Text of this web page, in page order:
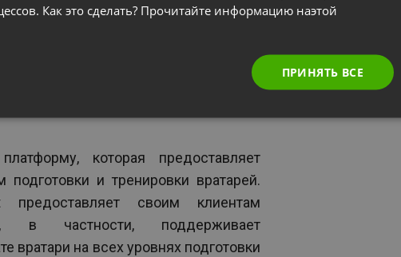
которая предоставляет
и тренировки вратарей.
предоставляет своим клиентам
в частности, поддерживает
вратари на всех уровнях подготовки
PORTUGUESE
Как это сделать? Прочитайте информацию наэтой
ПРИНЯТЬ ВСЕ